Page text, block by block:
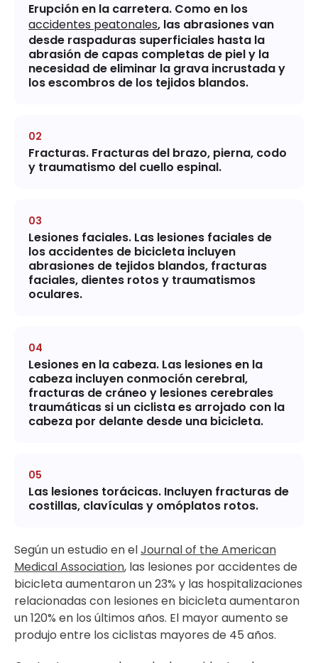
Erupción en la carretera. Como en los
accidentes peatonales, las abrasiones van
desde raspaduras superficiales hasta la
abrasión de capas completas de piel y la
necesidad de eliminar la grava incrustada y
los escombros de los tejidos blandos.
Fracturas. Fracturas del brazo, pierna, codo
y traumatismo del cuello espinal.
Lesiones faciales. Las lesiones faciales de
los accidentes de bicicleta incluyen
abrasiones de tejidos blandos, fracturas
faciales, dientes rotos y traumatismos
oculares.
Lesiones en la cabeza. Las lesiones en la
cabeza incluyen conmoción cerebral,
fracturas de cráneo y lesiones cerebrales
traumáticas si un ciclista es arrojado con la
cabeza por delante desde una bicicleta.
Las lesiones torácicas. Incluyen fracturas de
costillas, clavículas y omóplatos rotos.
Según un estudio en elJournal of the American
Medical Association, las lesiones por accidentes de
bicicleta aumentaron un 23% y las hospitalizaciones
relacionadas con lesiones en bicicleta aumentaron
un 120% en los últimos años. El mayor aumento se
produjo entre los ciclistas mayores de 45 años.